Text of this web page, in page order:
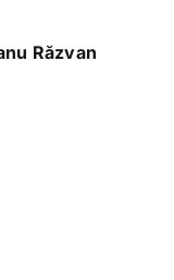
Răzvan